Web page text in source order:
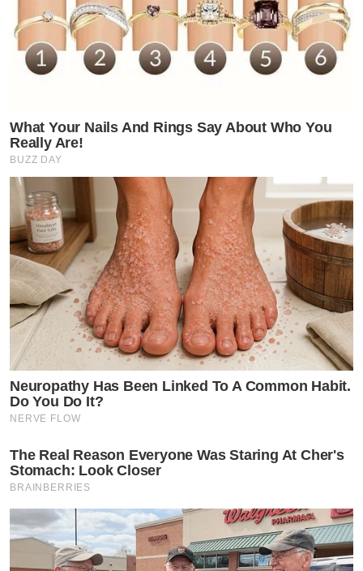
What Your Nails And Rings Say About Who You
Really Are!
BUZZ DAY
Neuropathy Has Been Linked To A Common Habit.
Do You Do It?
NERVE FLOW
The Real Reason Everyone Was Staring At Cher's
Stomach: Look Closer
BRAINBERRIES